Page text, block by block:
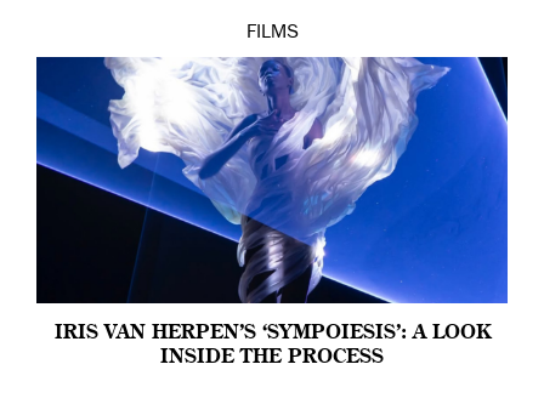
FILMS
IRIS VAN HERPEN’S ‘SYMPOIESIS’: A LOOK
INSIDE THE PROCESS